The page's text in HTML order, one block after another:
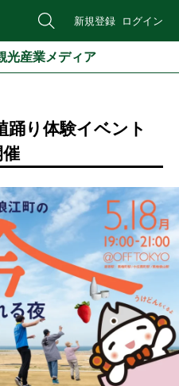
新規登録 ログイン
光産業メディア
踊り体験イベント